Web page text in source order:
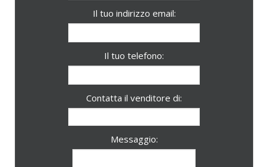
Il tuo indirizzo email:
Il tuo telefono:
Contatta il venditore di:
Messaggio: